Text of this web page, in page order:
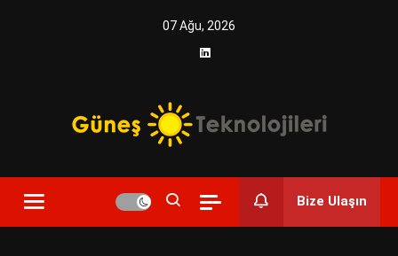
07 Ağu, 2026
Güneş Teknolojileri | Solar
Enerji Çözümleri ve
Bize Ulaşın